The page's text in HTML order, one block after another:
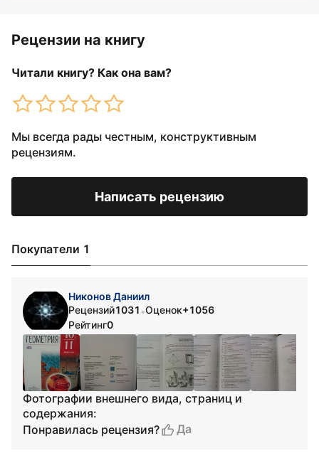
Рецензии на книгу
Читали книгу? Как она вам?
Мы всегда рады честным, конструктивным
рецензиям.
Написать рецензию
Покупатели 1
Никонов Даниил
Рецензий1031 •Оценок+1056
Рейтинг0
Фотографии внешнего вида, страниц и
содержания:
Понравилась рецензия?
Да